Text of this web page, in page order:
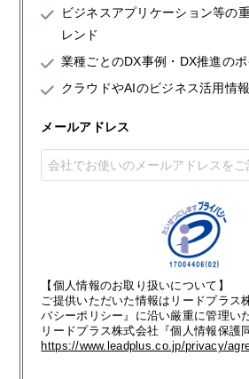
ビジネスアプリケーション等の
レンド
業種ごとのDX事例・DX推進のポ
クラウドやAIのビジネス活用情報
メールアドレス
【個人情報のお取り扱いについて】
ご提供いただいた情報はリードプラス
バシーポリシー』に沿い厳重に管理い
リードプラス株式会社『個人情報保護
https://www.leadplus.co.jp/privacy/